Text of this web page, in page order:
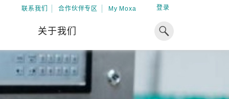
联系我们 合作伙伴专区 My Moxa 登录
工业计算
资源
关于我们